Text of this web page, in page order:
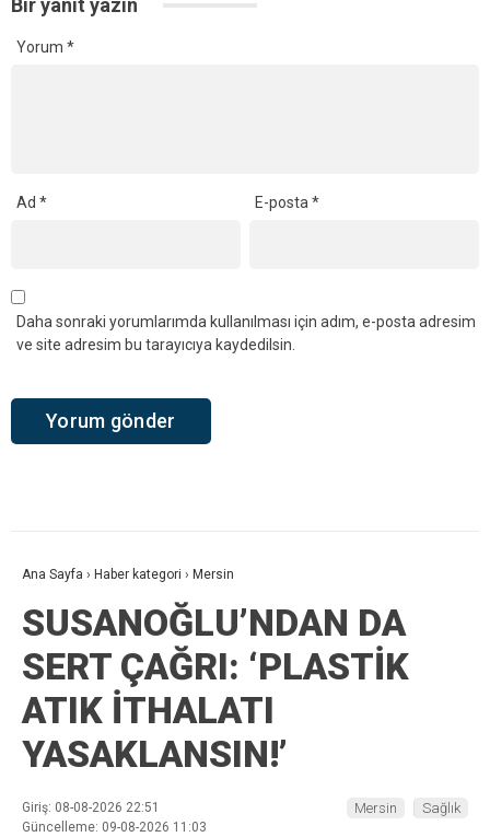
Yorum *
Ad * E-posta*
Daha sonraki yorumlarımda kullanılması için adım, e-posta adresim
ve site adresim bu tarayıcıya kaydedilsin.
Ana Sayfa › Haber kategori › Mersin
SUSANOĞLU’NDAN DA
SERT ÇAĞRI: ‘PLASTİK
ATIK İTHALATI
YASAKLANSIN!’
Giriş: 08-08-2026 22:51
Güncelleme: 09-08-2026 11:03
Mersin Sağlık